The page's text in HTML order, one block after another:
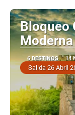
Bloqueo
6 DESTINOS 14
Salida 26 Abril